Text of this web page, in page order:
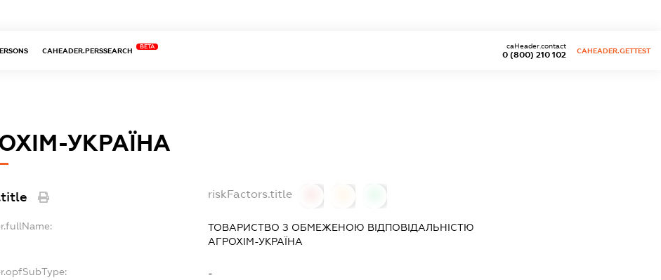
CAHEADER.PERSSEARCH
BETA
0 (800) 210 102
caHeader.contact
CAHEADER.GETTEST
УКРАЇНА
riskFactors.title
ТОВАРИСТВО З ОБМЕЖЕНОЮ ВІДПОВІДАЛЬНІСТЮ
АГРОХІМ-УКРАЇНА
-